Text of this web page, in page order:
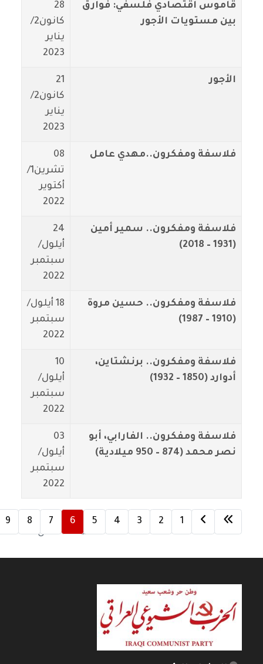
قاموس اقتصادي فلسفي: فوارق
بين مستويات الأجور
28
كانون2/
يناير
2023
الأجور
21
كانون2/
يناير
2023
فلاسفة ومفكرون..مهدي عامل
08
تشرين1/
أكتوير
2022
فلاسفة ومفكرون.. سمير أمين
(1931 – 2018)
24
أيلول/
سبتمبر
2022
فلاسفة ومفكرون.. حسين مروة
(1910 – 1987)
18 أيلول/
سبتمبر
2022
فلاسفة ومفكرون.. برنشتاين،
أدوارد (1850 – 1932)
10
أيلول/
سبتمبر
2022
فلاسفة ومفكرون.. الفارابي، أبو
نصر محمد (874 – 950 ميلادية)
03
أيلول/
سبتمبر
2022
الصفحة 6 من 12
1
2
3
4
5
6
7
8
9